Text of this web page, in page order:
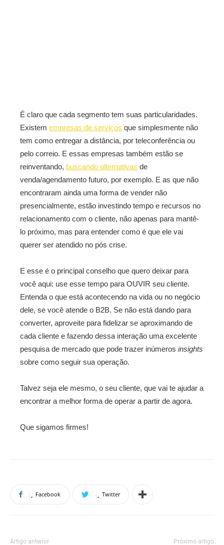
É claro que cada segmento tem suas particularidades.
Existem empresas de serviços que simplesmente não
tem como entregar a distância, por teleconferência ou
pelo correio. E essas empresas também estão se
reinventando, buscando alternativas de
venda/agendamento futuro, por exemplo. E as que não
encontraram ainda uma forma de vender não
presencialmente, estão investindo tempo e recursos no
relacionamento com o cliente, não apenas para mantê-
lo próximo, mas para entender como é que ele vai
querer ser atendido no pós crise.
E esse é o principal conselho que quero deixar para
você aqui: use esse tempo para OUVIR seu cliente.
Entenda o que está acontecendo na vida ou no negócio
dele, se você atende o B2B. Se não está dando para
converter, aproveite para fidelizar se aproximando de
cada cliente e fazendo dessa interação uma excelente
pesquisa de mercado que pode trazer inúmeros insights
sobre como seguir sua operação.
Talvez seja ele mesmo, o seu cliente, que vai te ajudar a
encontrar a melhor forma de operar a partir de agora.
Que sigamos firmes!
Facebook Twitter
Artigo anterior Próximo artigo